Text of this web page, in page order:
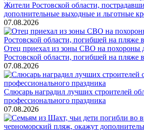
Жители Ростовской области,
дополнительные выходные и льготные
07.08.2026
Отец приехал из зоны СВО на похороны
Ростовской области, погибшей на
07.08.2026
Слюсарь наградил лучших строителей
профессионального праздника
07.08.2026